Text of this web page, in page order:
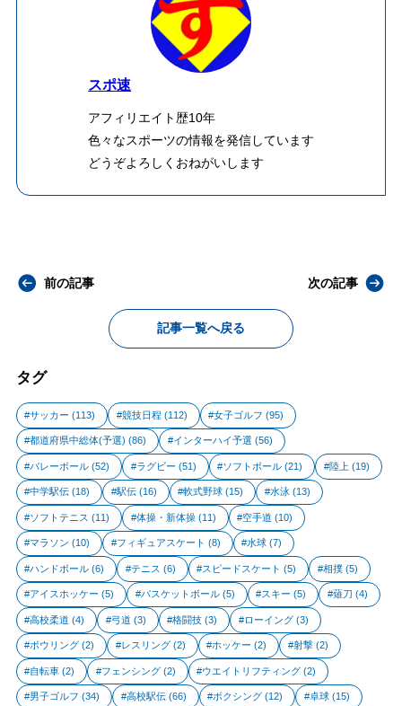
スポ速
アフィリエイト歴10年
色々なスポーツの情報を発信しています
どうぞよろしくおねがいします
前の記事
記事一覧へ戻る
次の記事
タグ
サッカー (113) 競技日程 (112) 女子ゴルフ (95)
都道府県中総体(予選) (86) インターハイ予選 (56)
バレーボール (52) ラグビー (51) ソフトボール (21) 陸上 (19)
中学駅伝 (18) 駅伝(16) 軟式野球 (15) 水泳 (13)
ソフトテニス (11) 体操・新体操(11) 空手道 (10)
マラソン (10) フィギュアスケート (8) 水球 (7)
ハンドボール (6) テニス (6) スピードスケート (5) 相撲(5)
アイスホッケー (5) バスケットボール(5) スキー (5) 薙刀 (4)
高校柔道 (4) 弓道 (3) 格闘技 (3) ローイング(3)
ボウリング (2) レスリング(2) ホッケー (2) 射撃(2)
自転車 (2) フェンシング(2) ウエイトリフティング (2)
男子ゴルフ (34) 高校駅伝(66) ボクシング (12) 卓球(15)